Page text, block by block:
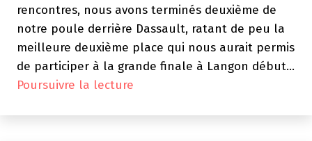
rencontres, nous avons terminés deuxième de
notre poule derrière Dassault, ratant de peu la
meilleure deuxième place qui nous aurait permis
de participer à la grande finale à Langon début…
Poursuivre la lecture